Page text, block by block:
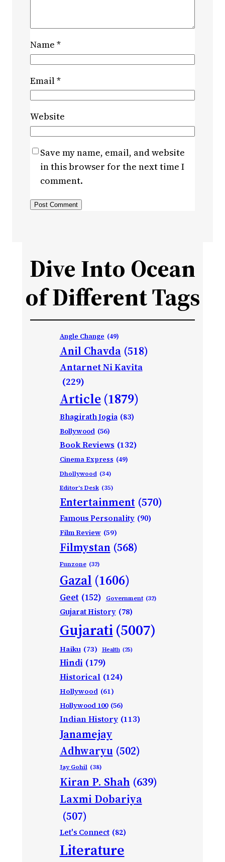
Name *
Email*
Website
Save my name, email, and website
in this browser for the next time I
comment.
Dive Into Ocean
of Different Tags
Angle Change (49)
Anil Chavda (518)
Antarnet Ni Kavita
(229)
Article (1879)
Bhagirath Jogia (83)
Bollywood (56)
Book Reviews (132)
Cinema Express (49)
Dhollywood (34)
Editor's Desk (35)
Entertainment (570)
Famous Personality (90)
Film Review (59)
Filmystan (568)
Funzone (32)
Gazal (1606)
Geet (152) Government (32)
Gujarat History (78)
Gujarati(5007)
Haiku (73) Health (25)
Hindi (179)
Historical (124)
Hollywood (61)
Hollywood 100 (56)
Indian History (113)
Janamejay
Adhwaryu (502)
Jay Gohil (38)
Kiran P. Shah (639)
Laxmi Dobariya
(507)
Let's Connect (82)
Literature